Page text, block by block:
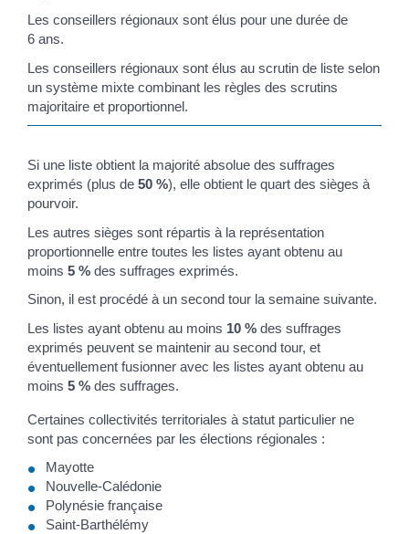
Les conseillers régionaux sont élus pour une durée de
6 ans.
Les conseillers régionaux sont élus au scrutin de liste selon
un système mixte combinant les règles des scrutins
majoritaire et proportionnel.
Si une liste obtient la majorité absolue des suffrages
exprimés (plus de 50 %), elle obtient le quart des sièges à
pourvoir.
Les autres sièges sont répartis à la représentation
proportionnelle entre toutes les listes ayant obtenu au
moins 5 % des suffrages exprimés.
Sinon, il est procédé à un second tour la semaine suivante.
Les listes ayant obtenu au moins 10 % des suffrages
exprimés peuvent se maintenir au second tour, et
éventuellement fusionner avec les listes ayant obtenu au
moins 5 % des suffrages.
Certaines collectivités territoriales à statut particulier ne
sont pas concernées par les élections régionales :
Mayotte
Nouvelle-Calédonie
Polynésie française
Saint-Barthélémy